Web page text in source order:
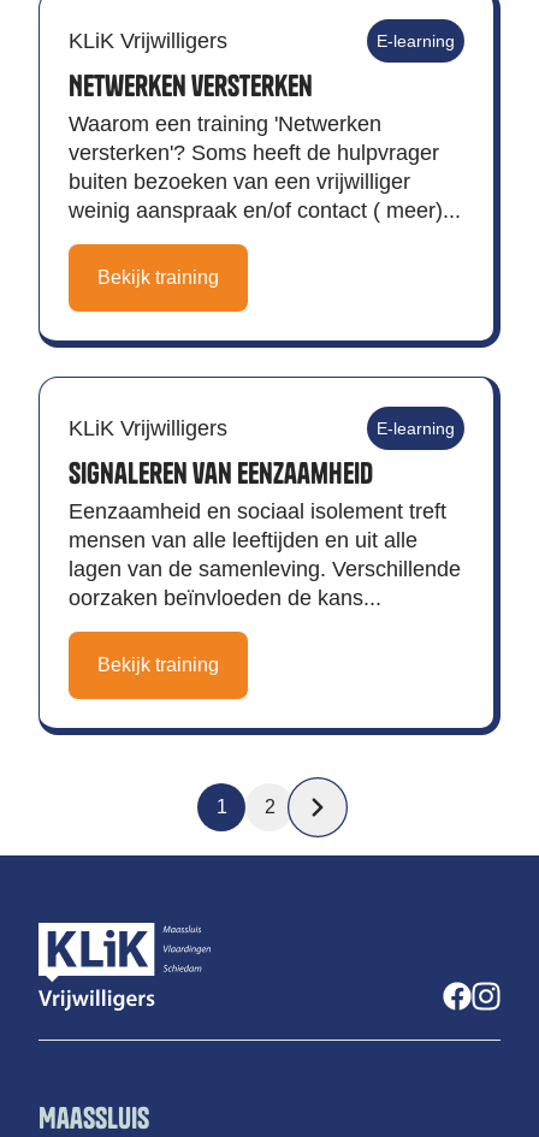
KLiK Vrijwilligers E-learning
Netwerken versterken
Waarom een training 'Netwerken
versterken'? Soms heeft de hulpvrager
buiten bezoeken van een vrijwilliger
weinig aanspraak en/of contact ( meer)...
Bekijk training
KLiK Vrijwilligers E-learning
Signaleren van eenzaamheid
Eenzaamheid en sociaal isolement treft
mensen van alle leeftijden en uit alle
lagen van de samenleving. Verschillende
oorzaken beïnvloeden de kans...
Bekijk training
1 2
Maassluis